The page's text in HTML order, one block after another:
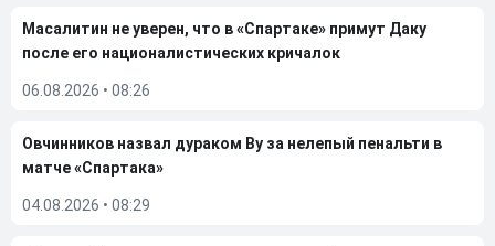
Масалитин не уверен, что в «Спартаке» примут Даку
после его националистических кричалок
06.08.2026 • 08:26
Овчинников назвал дураком Ву за нелепый пенальти в
матче «Спартака»
04.08.2026 • 08:29